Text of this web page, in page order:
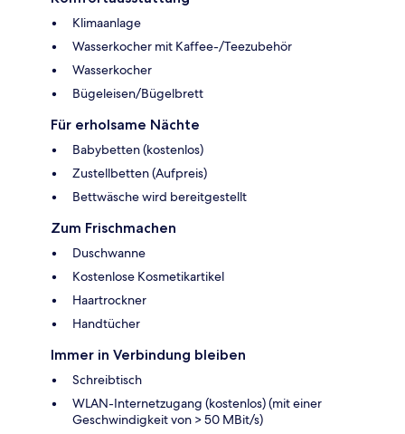
Klimaanlage
Wasserkocher mit Kaffee-/Teezubehör
Wasserkocher
Bügeleisen/Bügelbrett
Für erholsame Nächte
Babybetten (kostenlos)
Zustellbetten (Aufpreis)
Bettwäsche wird bereitgestellt
Zum Frischmachen
Duschwanne
Kostenlose Kosmetikartikel
Haartrockner
Handtücher
Immer in Verbindung bleiben
Schreibtisch
WLAN-Internetzugang (kostenlos) (mit einer
Geschwindigkeit von > 50 MBit/s)